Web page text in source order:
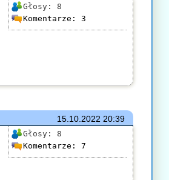
Głosy: 8
Komentarze: 3
15.10.2022 20:39
Głosy: 8
Komentarze: 7